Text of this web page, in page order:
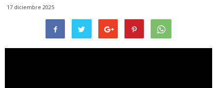
17 diciembre 2025